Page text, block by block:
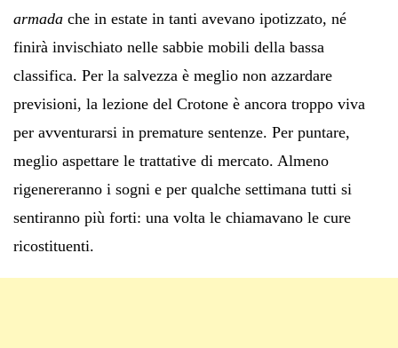
armada che in estate in tanti avevano ipotizzato, né
finirà invischiato nelle sabbie mobili della bassa
classifica. Per la salvezza è meglio non azzardare
previsioni, la lezione del Crotone è ancora troppo viva
per avventurarsi in premature sentenze. Per puntare,
meglio aspettare le trattative di mercato. Almeno
rigenereranno i sogni e per qualche settimana tutti si
sentiranno più forti: una volta le chiamavano le cure
ricostituenti.